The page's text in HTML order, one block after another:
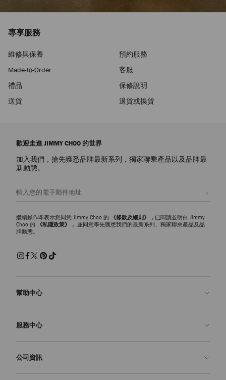
專享服務
維修與保養
預約服務
Made-to-Order
客服
禮品
保修說明
送貨
退貨或換貨
歡迎走進 JIMMY CHOO 的世界
加入我們，搶先獲悉品牌最新系列，獨家聯乘產品以及品牌最
新動態。
繼續操作即表示您同意 Jimmy Choo 的 《條款及細則》， 已閱讀並明白 Jimmy
Choo 的
《私隱政策》， 並同意率先獲悉我們的最新系列、獨家聯乘產品及品
牌動態。
幫助中心
常見問題解答
申請退貨
服務中心
定制服務
公司資訊